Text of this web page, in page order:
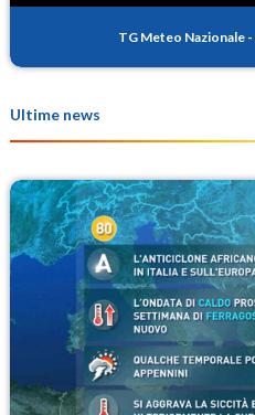
TG Meteo Nazionale -
Ultime news